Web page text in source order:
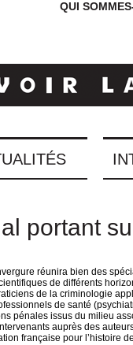
QUI
portant
réunira bien des
de différents
de la criminologie
de santé
pénales issus du milieu
auprès des
française pour l’histoire